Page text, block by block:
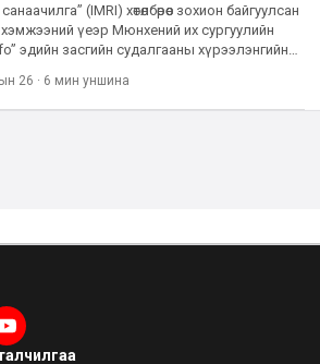
(IMRI) хөтөлбөрөөс зохион байгуулсан
хэмжээний үеэр Мюнхений их сургуулийн
эдийн засгийн судалгааны хүрээлэнгийн
26 · 6 мин уншина